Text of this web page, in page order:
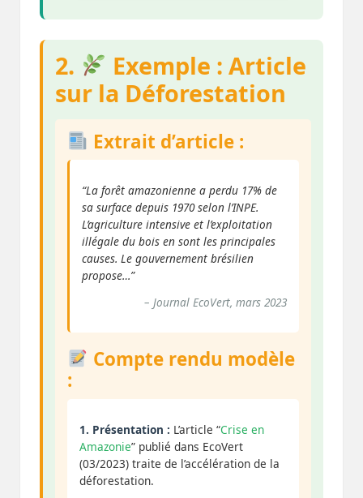
2.
Exemple : Article
sur la Déforestation
Extrait d’article :
“La forêt amazonienne a perdu 17% de
sa surface depuis 1970 selon l’INPE.
L’agriculture intensive et l’exploitation
illégale du bois en sont les principales
causes. Le gouvernement brésilien
propose…”
– Journal EcoVert, mars 2023
Compte rendu modèle
:
1. Présentation : L’article “Crise en
Amazonie” publié dans EcoVert
(03/2023) traite de l’accélération de la
déforestation.